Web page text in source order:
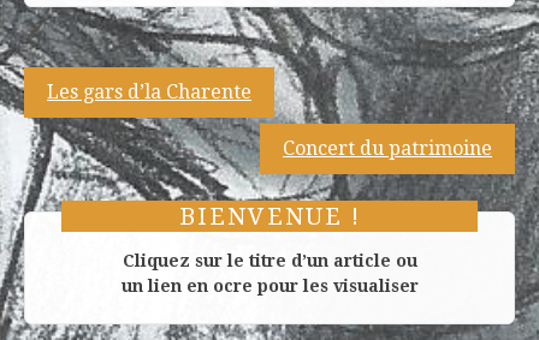
Navigation
de
l’article
Les gars d’la Charente
Concert du patrimoine
BIENVENUE !
Cliquez sur le titre d’un article ou
un lien en ocre pour les visualiser